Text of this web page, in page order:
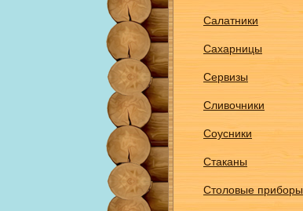
Салатники
Сахарницы
Сервизы
Сливочники
Соусники
Стаканы
Столовые приборы